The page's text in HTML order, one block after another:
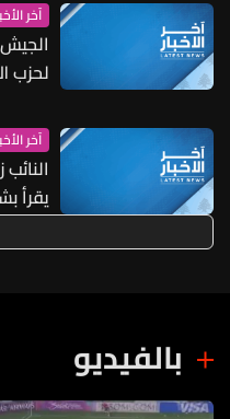
آخر
لحزب
آخر
يقرأ
يوفّر
بالفيديو